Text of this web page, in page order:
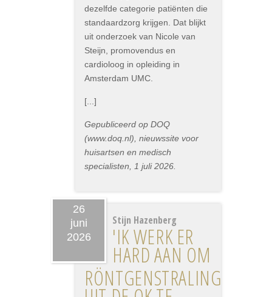
dezelfde categorie patiënten die
standaardzorg krijgen. Dat blijkt
uit onderzoek van Nicole van
Steijn, promovendus en
cardioloog in opleiding in
Amsterdam UMC.
[...]
Gepubliceerd op DOQ
(www.doq.nl), nieuwssite voor
huisartsen en medisch
specialisten, 1 juli 2026.
26
juni
2026
Stijn Hazenberg
'IK WERK ER
HARD AAN OM
RÖNTGENSTRALING